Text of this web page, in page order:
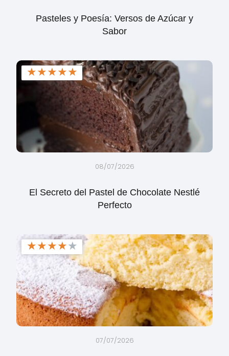
Pasteles y Poesía: Versos de Azúcar y
Sabor
★★★★★
08/07/2026
El Secreto del Pastel de Chocolate Nestlé
Perfecto
★★★★★
07/07/2026